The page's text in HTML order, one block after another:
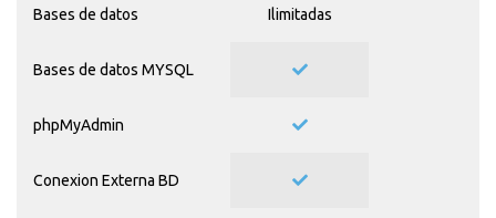
Bases de datos Ilimitadas
Bases de datos MYSQL
phpMyAdmin
Conexion Externa BD